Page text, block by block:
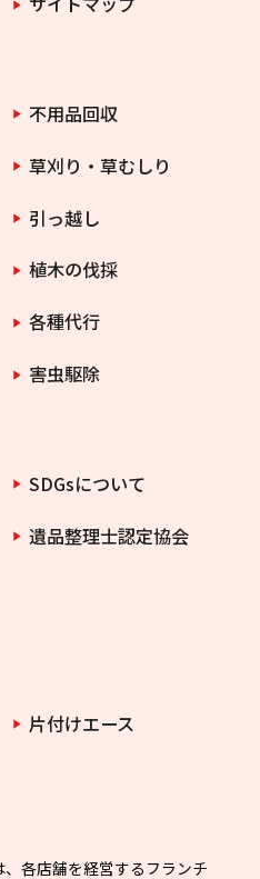
不用品回収
草刈り・草むしり
引っ越し
植木の伐採
各種代行
害虫駆除
SDGsについて
遺品整理士認定協会
片付けエース
各店舗を経営するフランチ